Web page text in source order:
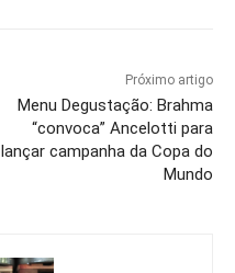
Próximo artigo
Menu Degustação: Brahma
“convoca” Ancelotti para
lançar campanha da Copa do
Mundo